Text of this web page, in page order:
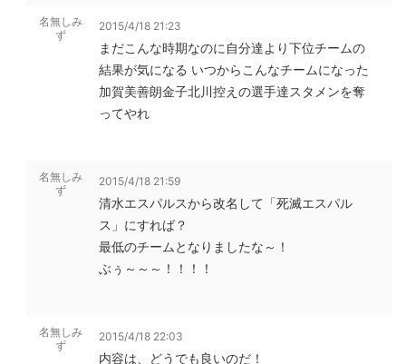
名無しみ
ず
2015/4/18 21:23
まだこんな時期なのに自分達より下位チームの
結果が気になる いつからこんなチームになった
加賀美善朗金子北川控えの選手達スタメンを奪
ってやれ
名無しみ
ず
2015/4/18 21:59
清水エスパルスから改名して「死滅エスパル
ス」にすれば？
最低のチームとなりましたな～！
ぶぅ～～～！！！！
名無しみ
ず
2015/4/18 22:03
内容は、どうでも良いのだ！